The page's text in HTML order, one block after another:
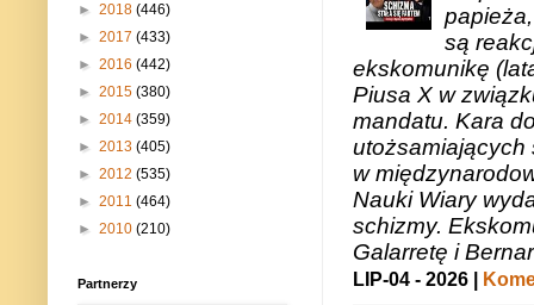
są
ekskomunikę
Piusa X w
mandatu. Kara
utożsamiających
w
Nauki Wiary
schizmy.
Galarretę i
LIP-04 - 2026 |
► 2018 (446)
► 2017 (433)
► 2016 (442)
► 2015 (380)
► 2014 (359)
► 2013 (405)
► 2012 (535)
► 2011 (464)
► 2010 (210)
Partnerzy